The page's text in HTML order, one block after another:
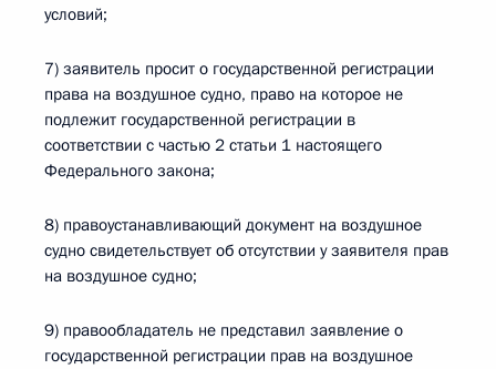
условий;
7) заявитель просит о государственной регистрации
права на воздушное судно, право на которое не
подлежит государственной регистрации в
соответствии с частью 2 статьи 1 настоящего
Федерального закона;
8) правоустанавливающий документ на воздушное
судно свидетельствует об отсутствии у заявителя прав
на воздушное судно;
9) правообладатель не представил заявление о
государственной регистрации прав на воздушное